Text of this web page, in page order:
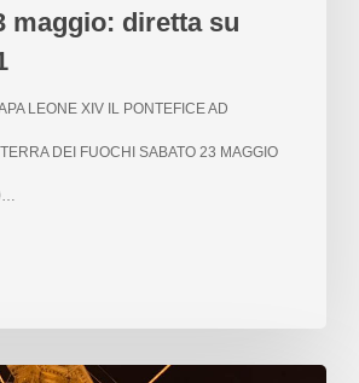
maggio: diretta su
LEONE XIV IL PONTEFICE AD
DEI FUOCHI SABATO 23 MAGGIO